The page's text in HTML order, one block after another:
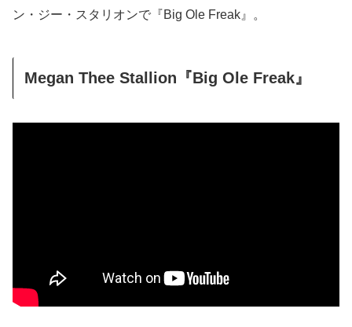
ン・ジー・スタリオンで『Big Ole Freak』。
Megan Thee Stallion『Big Ole Freak』